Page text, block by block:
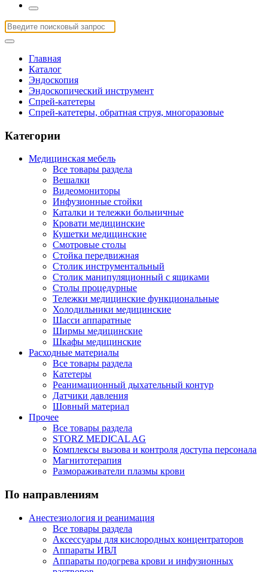
Главная
Каталог
Эндоскопия
Эндоскопический инструмент
Спрей-катетеры
Спрей-катетеры, обратная струя, многоразовые
Категории
Медицинская мебель
Все товары раздела
Вешалки
Видеомониторы
Инфузионные стойки
Каталки и тележки больничные
Кровати медицинские
Кушетки медицинские
Смотровые столы
Стойка передвижная
Столик инструментальный
Столик манипуляционный с ящиками
Столы процедурные
Тележки медицинские функциональные
Холодильники медицинские
Шасси аппаратные
Ширмы медицинские
Шкафы медицинские
Расходные материалы
Все товары раздела
Катетеры
Реанимационный дыхательный контур
Датчики давления
Шовный материал
Прочее
Все товары раздела
STORZ MEDICAL AG
Комплексы вызова и контроля доступа персонала
Магнитотерапия
Размораживатели плазмы крови
По направлениям
Анестезиология и реанимация
Все товары раздела
Аксессуары для кислородных концентраторов
Аппараты ИВЛ
Аппараты подогрева крови и инфузионных